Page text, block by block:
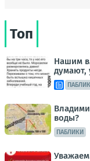
Топ
Нашим
думают,
воды?
ПАБЛИКИ